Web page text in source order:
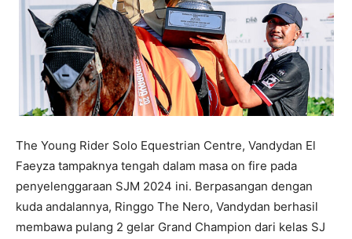
The Young Rider Solo Equestrian Centre, Vandydan El
Faeyza tampaknya tengah dalam masa on fire pada
penyelenggaraan SJM 2024 ini. Berpasangan dengan
kuda andalannya, Ringgo The Nero, Vandydan berhasil
membawa pulang 2 gelar Grand Champion dari kelas SJ